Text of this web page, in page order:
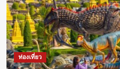
ท่องเที่ยว